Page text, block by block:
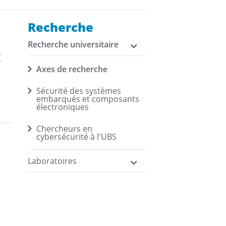
Recherche
Recherche universitaire
Axes de recherche
Sécurité des systèmes
embarqués et composants
électroniques
Chercheurs en
cybersécurité à l'UBS
Laboratoires